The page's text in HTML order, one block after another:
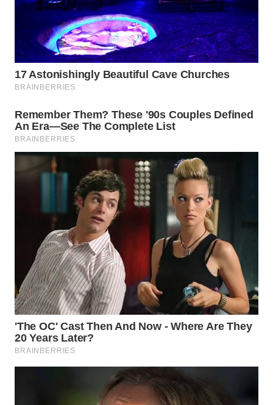
TAPANULI
UTARA
WN
SAMOSIR
WN
PADANG
LAWAS
WN
CIANJUR
WN
KEPULAUAN
SERIBU
WN
TANGERANG
WN